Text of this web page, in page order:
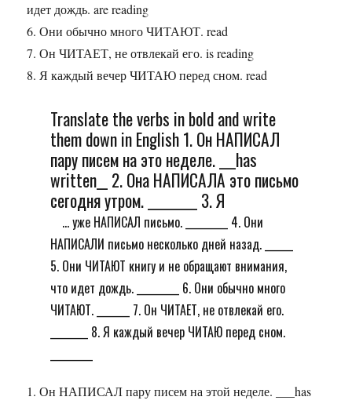
идет дождь. are reading
6. Они обычно много ЧИТАЮТ. read
7. Он ЧИТАЕТ, не отвлекай его. is reading
8. Я каждый вечер ЧИТАЮ перед сном. read
Translate the verbs in bold and write
them down in English 1. Он НАПИСАЛ
пару писем на это неделе. ___has
written__ 2. Она НАПИСАЛА это письмо
сегодня утром. _________ 3. Я
... уже НАПИСАЛ письмо. _________ 4. Они
НАПИСАЛИ письмо несколько дней назад. ______
5. Они ЧИТАЮТ книгу и не обращают внимания,
что идет дождь. _________ 6. Они обычно много
ЧИТАЮТ. _______ 7. Он ЧИТАЕТ, не отвлекай его.
________ 8. Я каждый вечер ЧИТАЮ перед сном.
1. Он НАПИСАЛ пару писем на этой неделе. ___has